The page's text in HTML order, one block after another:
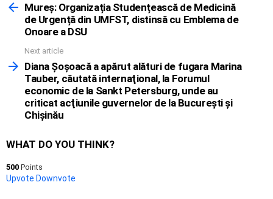
moreMureș: Organizația Studențească de Medicină
de Urgență din UMFST, distinsă cu Emblema de
Onoare a DSU
Next article
Diana Şoşoacă a apărut alături de fugara Marina
Tauber, căutată internaţional, la Forumul
economic de la Sankt Petersburg, unde au
criticat acţiunile guvernelor de la Bucureşti şi
Chişinău
WHAT DO YOU THINK?
500 Points
Upvote Downvote